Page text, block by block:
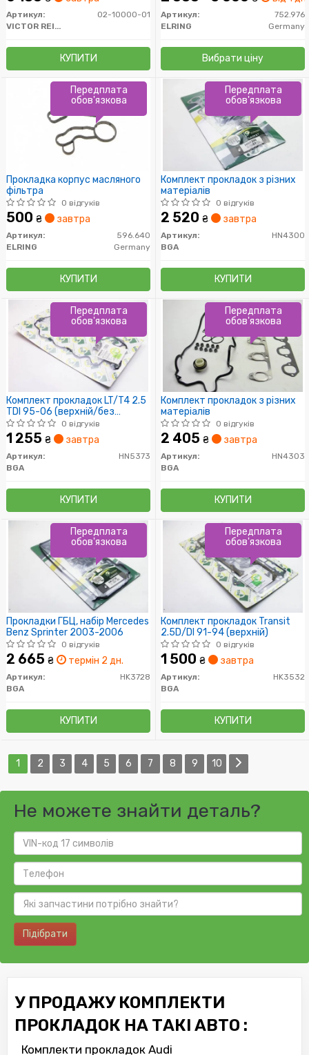
Артикул:
02-10000-01
VICTOR REINZ
КУПИТИ
Артикул:
752.976
ELRING
Germany
Вибрати ціну
Прокладка корпус масляного
фільтра
0 відгуків
500 ₴ завтра
Артикул:
596.640
ELRING
Germany
КУПИТИ
Передплата
обов'язкова
Комплект прокладок з різних
матеріалів
0 відгуків
2 520 ₴ завтра
Артикул:
HN4300
BGA
КУПИТИ
Передплата
обов'язкова
Комплект прокладок LT/T4 2.5
TDI 95-06 (верхній/без
прокладки ГБЦ))0 відгуків
1 255 ₴ завтра
Артикул:
HN5373
BGA
КУПИТИ
Передплата
обов'язкова
Комплект прокладок з різних
матеріалів
0 відгуків
2 405 ₴ завтра
Артикул:
HN4303
BGA
КУПИТИ
Передплата
обов'язкова
Прокладки ГБЦ, набір Mercedes
Benz Sprinter 2003-2006
0 відгуків
2 665 ₴ термін 2 дн.
Артикул:
HK3728
BGA
КУПИТИ
Передплата
обов'язкова
Комплект прокладок Transit
2.5D/DI 91-94 (верхній)
0 відгуків
1 500 ₴ завтра
Артикул:
HK3532
BGA
КУПИТИ
Передплата
обов'язкова
1 2 3 4 5 6 7 8 9 10
Не можете знайти деталь?
Підібрати
У ПРОДАЖУ КОМПЛЕКТИ
ПРОКЛАДОК НА ТАКІ АВТО :
Комплекти прокладок Audi